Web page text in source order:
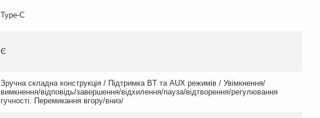
Type-C
Є
Зручна складна конструкція / Підтримка BT та AUX режимів / Увімкнення/
вимкнення/відповідь/завершення/відхилення/пауза/відтворення/регулювання
гучності. Перемикання вгору/вниз/